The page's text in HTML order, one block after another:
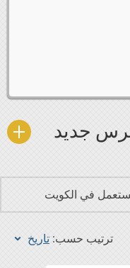
جديد
في الكويت
ترتيب حسب: تاريخ